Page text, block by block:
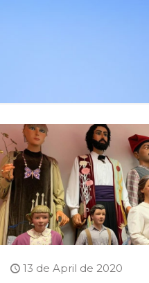
13 de April de 2020